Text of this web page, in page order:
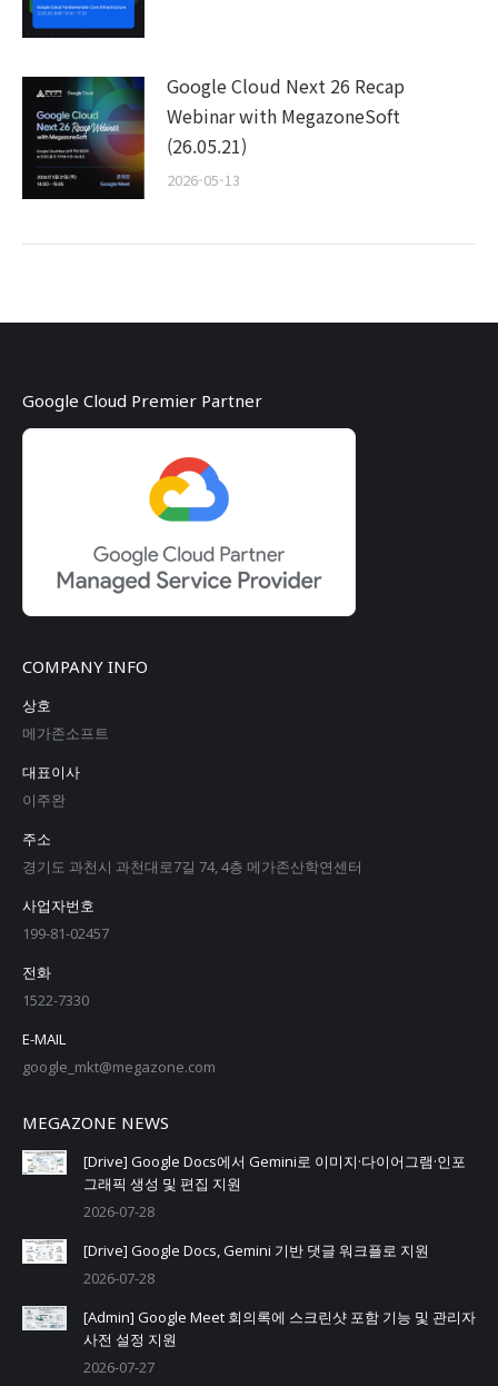
Google Cloud Next 26 Recap
Webinar with MegazoneSoft
(26.05.21)
2026-05-13
Google Cloud Premier Partner
COMPANY INFO
상호
메가존소프트
대표이사
이주완
주소
경기도 과천시 과천대로7길 74, 4층 메가존산학연센터
사업자번호
199-81-02457
전화
1522-7330
E-MAIL
google_mkt@megazone.com
MEGAZONE NEWS
[Drive] Google Docs에서 Gemini로 이미지·다이어그램·인포
그래픽 생성 및 편집 지원
2026-07-28
[Drive] Google Docs, Gemini 기반 댓글 워크플로 지원
2026-07-28
[Admin] Google Meet 회의록에 스크린샷 포함 기능 및 관리자
사전 설정 지원
2026-07-27